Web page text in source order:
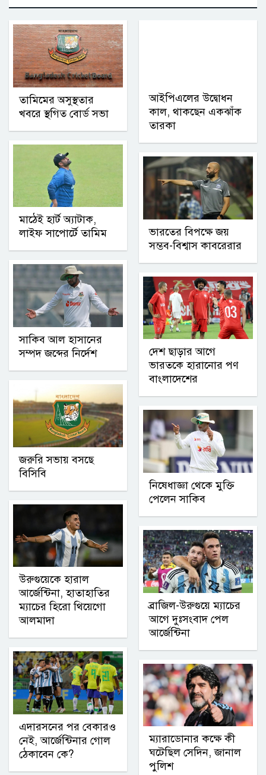
তামিমের অসুস্থতার
খবরে স্থগিত বোর্ড সভা
মাঠেই হার্ট অ্যাটাক,
লাইফ সাপোর্টে তামিম
সাকিব আল হাসানের
সম্পদ জব্দের নির্দেশ
জরুরি সভায় বসছে
বিসিবি
উরুগুয়েকে হারাল
আর্জেন্টিনা, হাতাহাতির
ম্যাচের হিরো থিয়েগো
আলমাদা
এদারসনের পর বেকারও
নেই, আর্জেন্টিনার গোল
ঠেকাবেন কে?
আইপিএলের উদ্বোধন
কাল, থাকছেন একঝাঁক
তারকা
ভারতের বিপক্ষে জয়
সম্ভব-বিশ্বাস কাবরেরার
দেশ ছাড়ার আগে
ভারতকে হারানোর পণ
বাংলাদেশের
নিষেধাজ্ঞা থেকে মুক্তি
পেলেন সাকিব
ব্রাজিল-উরুগুয়ে ম্যাচের
আগে দুঃসংবাদ পেল
আর্জেন্টিনা
ম্যারাডোনার কক্ষে কী
ঘটেছিল সেদিন, জানাল
পুলিশ